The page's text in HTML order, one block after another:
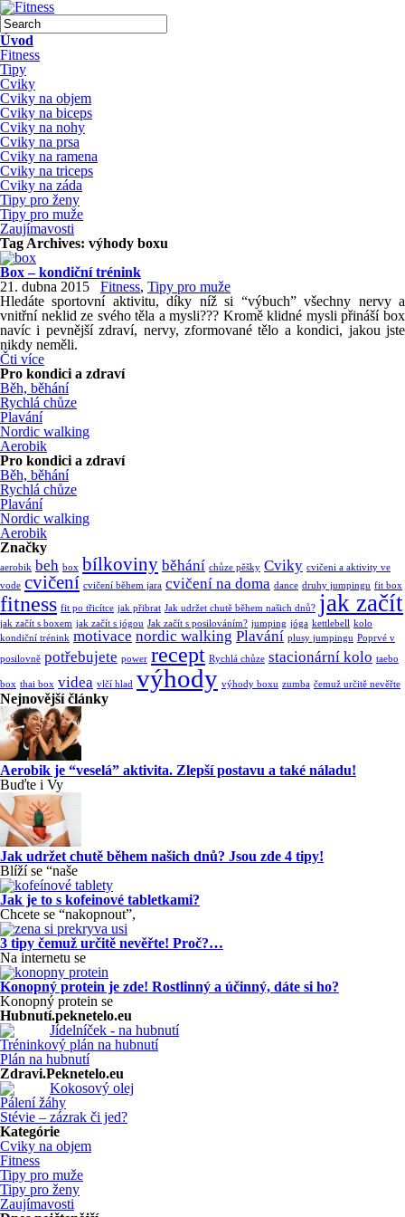
Úvod
Fitness
Tipy
Cviky
Cviky na objem
Cviky na biceps
Cviky na nohy
Cviky na prsa
Cviky na ramena
Cviky na triceps
Cviky na záda
Tipy pro ženy
Tipy pro muže
Zaujímavosti
Tag Archives: výhody boxu
Box – kondiční trénink
21. dubna 2015
Fitness, Tipy pro muže
Hledáte sportovní aktivitu, díky níž si “výbuch” všechny nervy a
vnitřní neklid ze svého těla a mysli??? Kromě klidné mysli přináší box
navíc i pevnější zdraví, nervy, zformované tělo a kondici, jakou jste
nikdy neměli.
Čti více
Pro kondici a zdraví
Běh, běhání
Rychlá chůze
Plavání
Nordic walking
Aerobik
Pro kondici a zdraví
Běh, běhání
Rychlá chůze
Plavání
Nordic walking
Aerobik
Značky
aerobik beh box bílkoviny běhání chůze pěšky Cviky cvičeni a aktivity ve
vode cvičení cvičení během jara cvičení na doma dance druhy jumpingu fit box
fitness fit po třicítce jak přibrat Jak udržet chutě během našich dnů? jak začít
jak začít s boxem jak začít s jógou Jak začít s posilováním? jumping jóga kettlebell kolo
kondiční trénink motivace nordic walking Plavání plusy jumpingu Poprvé v
posilovně potřebujete power recept Rychlá chůze stacionární kolo taebo
box thai box videa vlčí hlad výhody výhody boxu zumba čemuž určitě nevěřte
Nejnovější články
Aerobik je “veselá” aktivita. Zlepší postavu a také náladu!
Buďte i Vy
Jak udržet chutě během našich dnů? Jsou zde 4 tipy!
Blíží se “naše
Jak je to s kofeinové tabletkami?
Chcete se “nakopnout”,
3 tipy čemuž určitě nevěřte! Proč?…
Na internetu se
Konopný protein je zde! Rostlinný a účinný, dáte si ho?
Konopný protein se
Hubnutí.peknetelo.eu
Jídelníček - na hubnutí
Tréninkový plán na hubnutí
Plán na hubnutí
Zdravi.Peknetelo.eu
Kokosový olej
Pálení žáhy
Stévie – zázrak či jed?
Kategórie
Cviky na objem
Fitness
Tipy pro muže
Tipy pro ženy
Zaujímavosti